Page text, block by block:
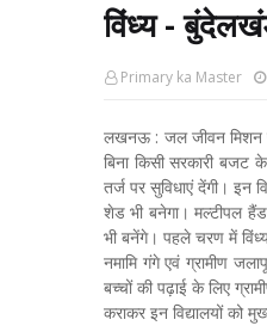
विंध्य -
Primary ka Master
लखनऊ : जल जीवन मिशन
बिना किसी सरकारी
तर्ज पर सुविधाएं देंगी। इन
शेड भी बनेगा। मल्टीपल
भी बनेंगे। पहले चरण में
नमामि गंगे एवं ग्रामीण
बच्चों की पढ़ाई के लिए
कराकर इन विद्यालयों को